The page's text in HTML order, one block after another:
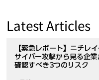
Latest Articles
【緊急レポート】ニチレ
サイバー攻撃から見る企業
確認すべき3つのリスク